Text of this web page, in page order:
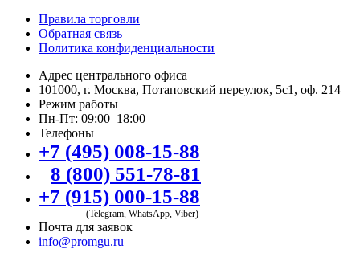
Правила торговли
Обратная связь
Политика конфиденциальности
Адрес центрального офиса
101000, г. Москва, Потаповский переулок, 5с1, оф. 214
Режим работы
Пн-Пт: 09:00–18:00
Телефоны
+7 (495) 008-15-88
8 (800) 551-78-81
+7 (915) 000-15-88
(Telegram, WhatsApp, Viber)
Почта для заявок
info@promgu.ru